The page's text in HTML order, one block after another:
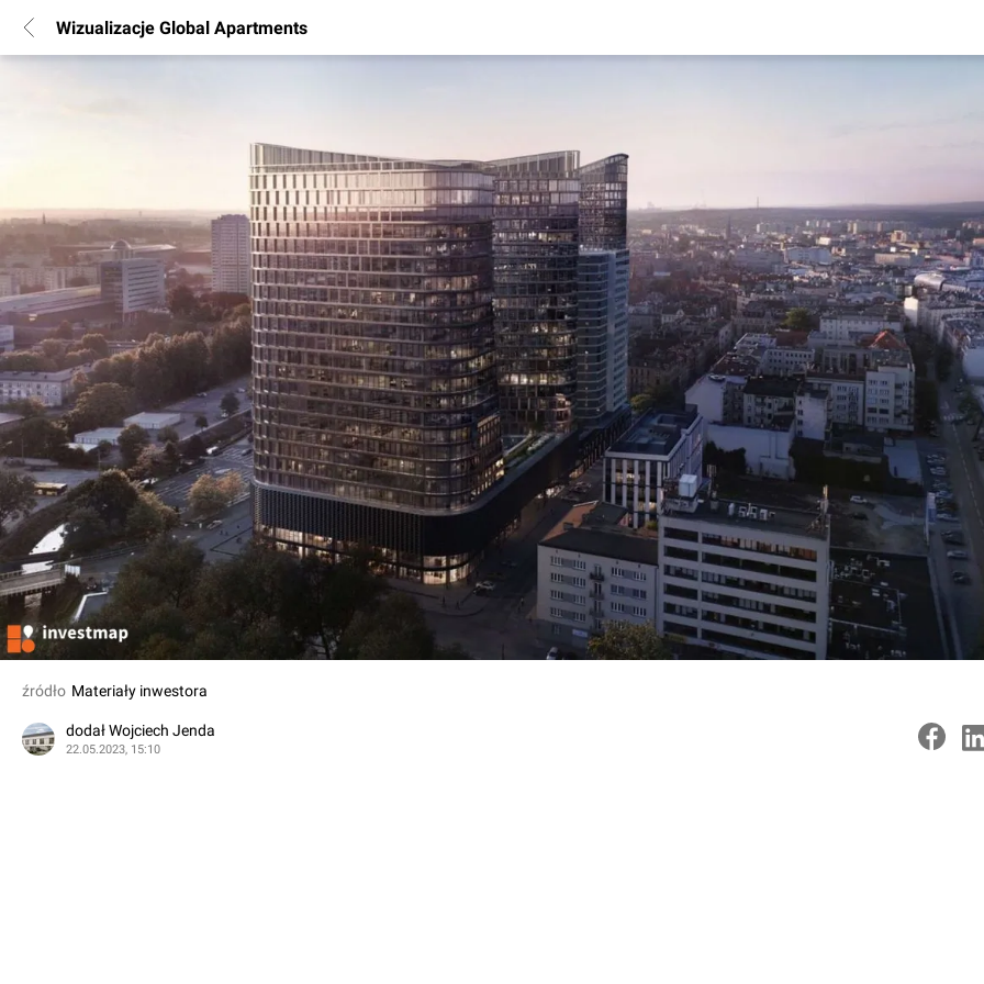
Warszawa
Wrocław
Kraków
Poznań
Katowice
Lublin
Gdańsk
Łódź Szczecin
INFORMACJE
Regulamin
Polityka Prywatności
Kontakt
Marketing nieruchomości
Wizualizacje Global Apartments
źródło Materiały inwestora
dodał Wojciech Jenda
22.05.2023, 15:10